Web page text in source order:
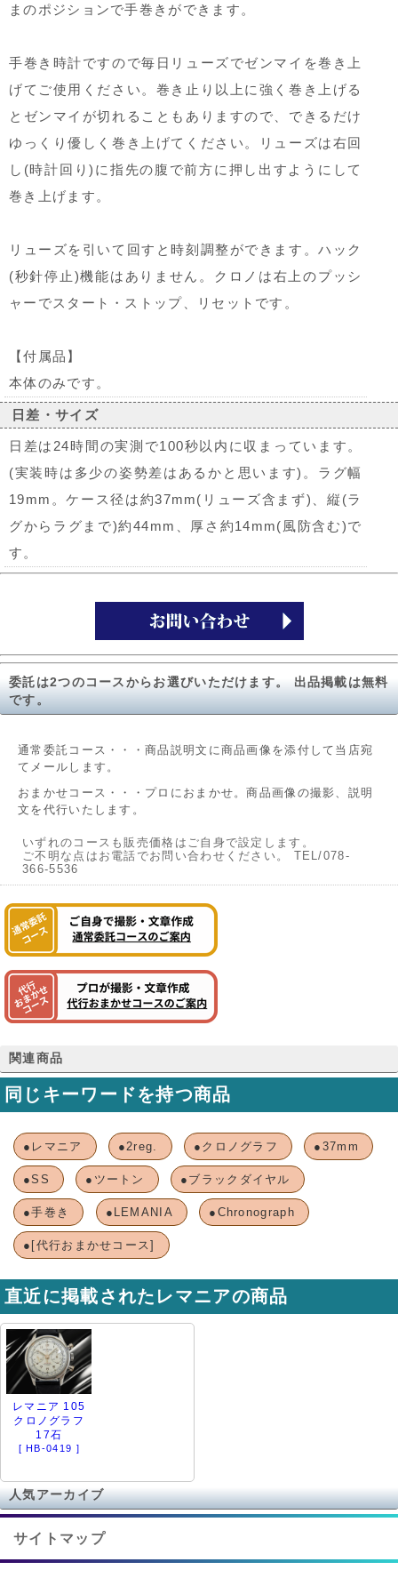
まのポジションで手巻きができます。
手巻き時計ですので毎日リューズでゼンマイを巻き上
げてご使用ください。巻き止り以上に強く巻き上げる
とゼンマイが切れることもありますので、できるだけ
ゆっくり優しく巻き上げてください。リューズは右回
し(時計回り)に指先の腹で前方に押し出すようにして
巻き上げます。
リューズを引いて回すと時刻調整ができます。ハック
(秒針停止)機能はありません。クロノは右上のプッシ
ャーでスタート・ストップ、リセットです。
【付属品】
本体のみです。
日差・サイズ
日差は24時間の実測で100秒以内に収まっています。
(実装時は多少の姿勢差はあるかと思います)。ラグ幅
19mm。ケース径は約37mm(リューズ含まず)、縦(ラ
グからラグまで)約44mm、厚さ約14mm(風防含む)で
す。
委託は2つのコースからお選びいただけます。 出品掲載は無料
です。
通常委託コース・・・商品説明文に商品画像を添付して当店宛
てメールします。
おまかせコース・・・プロにおまかせ。商品画像の撮影、説明
文を代行いたします。
いずれのコースも販売価格はご自身で設定します。
ご不明な点はお電話でお問い合わせください。 TEL/078-
366-5536
関連商品
同じキーワードを持つ商品
●レマニア ●2reg. ●クロノグラフ ●37mm
●SS ●ツートン ●ブラックダイヤル
●手巻き ●LEMANIA ●Chronograph
●[代行おまかせコース]
直近に掲載されたレマニアの商品
レマニア 105
クロノグラフ
17石
[ HB-0419 ]
人気アーカイブ
サイトマップ